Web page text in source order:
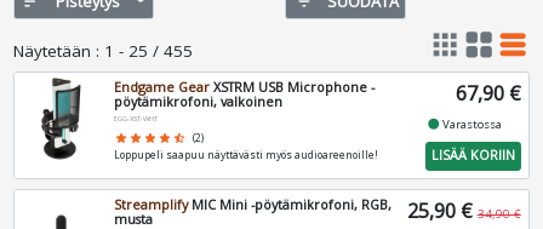
Näytetään : 1 - 25 / 455 apps grid_view table_rows
Endgame Gear XSTRM USB Microphone -
pöytämikrofoni, valkoinen
EGG-XST-WHT
star star star star star_half (2)
Loppupeli saapuu näyttävästi myös audioareenoille!
67,90 €
fiber_manual_recordVarastossa
LISÄÄ KORIIN
StreamplifyMIC Mini -pöytämikrofoni, RGB,
musta
25,90 € 34,90 €